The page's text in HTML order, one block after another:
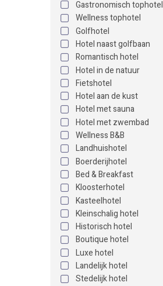
Gastronomisch tophotel
Wellness tophotel
Golfhotel
Hotel naast golfbaan
Romantisch hotel
Hotel in de natuur
Fietshotel
Hotel aan de kust
Hotel met sauna
Hotel met zwembad
Wellness B&B
Landhuishotel
Boerderijhotel
Bed & Breakfast
Kloosterhotel
Kasteelhotel
Kleinschalig hotel
Historisch hotel
Boutique hotel
Luxe hotel
Landelijk hotel
Stedelijk hotel